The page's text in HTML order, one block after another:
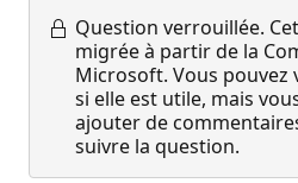
Question verrouillée.
migrée à partir de la
Microsoft. Vous
si elle est utile, mais
ajouter de
suivre la question.